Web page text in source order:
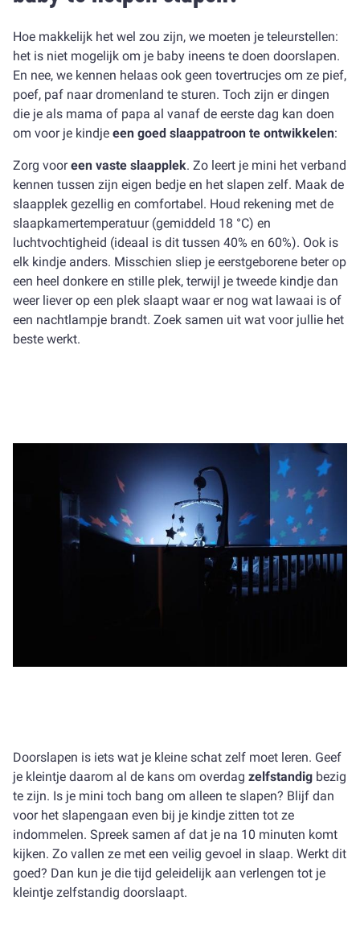
Hoe makkelijk het wel zou zijn, we moeten je teleurstellen:
het is niet mogelijk om je baby ineens te doen doorslapen.
En nee, we kennen helaas ook geen tovertrucjes om ze pief,
poef, paf naar dromenland te sturen. Toch zijn er dingen
die je als mama of papa al vanaf de eerste dag kan doen
om voor je kindje een goed slaappatroon te ontwikkelen:
Zorg vooreen vaste slaapplek. Zo leert je mini het verband
kennen tussen zijn eigen bedje en het slapen zelf. Maak de
slaapplek gezellig en comfortabel. Houd rekening met de
slaapkamertemperatuur (gemiddeld 18 °C) en
luchtvochtigheid (ideaal is dit tussen 40% en 60%). Ook is
elk kindje anders. Misschien sliep je eerstgeborene beter op
een heel donkere en stille plek, terwijl je tweede kindje dan
weer liever op een plek slaapt waar er nog wat lawaai is of
een nachtlampje brandt. Zoek samen uit wat voor jullie het
beste werkt.
Doorslapen is iets wat je kleine schat zelf moet leren. Geef
je kleintje daarom al de kans om overdag zelfstandig bezig
te zijn. Is je mini toch bang om alleen te slapen? Blijf dan
voor het slapengaan even bij je kindje zitten tot ze
indommelen. Spreek samen af dat je na 10 minuten komt
kijken. Zo vallen ze met een veilig gevoel in slaap. Werkt dit
goed? Dan kun je die tijd geleidelijk aan verlengen tot je
kleintje zelfstandig doorslaapt.